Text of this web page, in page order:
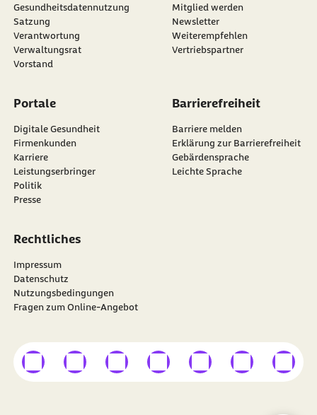
Gesundheitsdatennutzung
Satzung
Verantwortung
Verwaltungsrat
Vorstand
Mitglied werden
Newsletter
externer Link:
Weiterempfehlen
Vertriebspartner
Portale
Digitale Gesundheit
Firmenkunden
Karriere
Leistungserbringer
Politik
Presse
Barrierefreiheit
Barriere melden
Erklärung zur Barrierefreiheit
Gebärdensprache
Leichte Sprache
Rechtliches
Impressum
Datenschutz
Nutzungsbedingungen
Fragen zum Online-Angebot
Besuchen Sie dieBARMER auf
externer Linkexterner Linkexterner Linkexterner Linkexterner Linkexterner Link